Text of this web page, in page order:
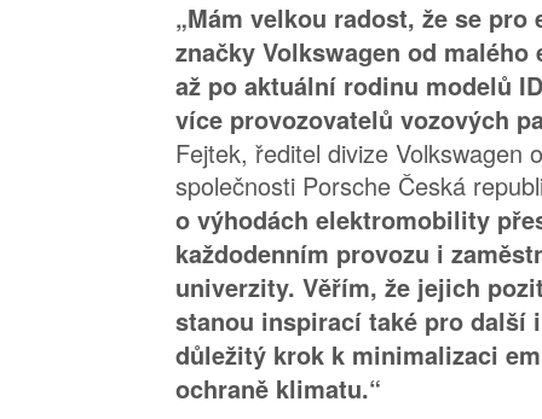
„Mám velkou radost, že se
značky Volkswagen od malého
až po aktuální rodinu modelů
více provozovatelů vozových
Fejtek, ředitel divize Volkswagen
společnosti Porsche Česká
o výhodách elektromobility
každodenním provozu i
univerzity. Věřím, že jejich
stanou inspirací také pro další
důležitý krok k minimalizaci
ochraně klimatu.“